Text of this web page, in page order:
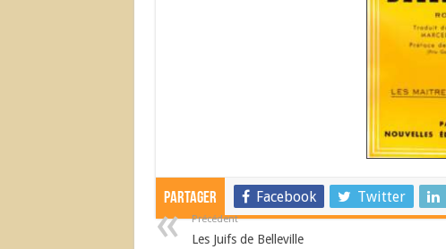
Partager Facebook Twitter
Précédent
Les Juifs de Belleville